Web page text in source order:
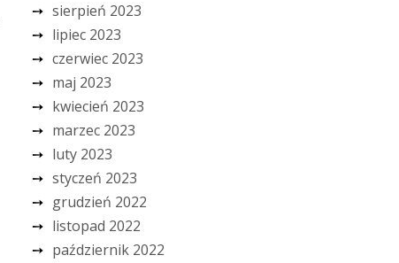
sierpień 2023
lipiec 2023
czerwiec 2023
maj 2023
kwiecień 2023
marzec 2023
luty 2023
styczeń 2023
grudzień 2022
listopad 2022
październik 2022